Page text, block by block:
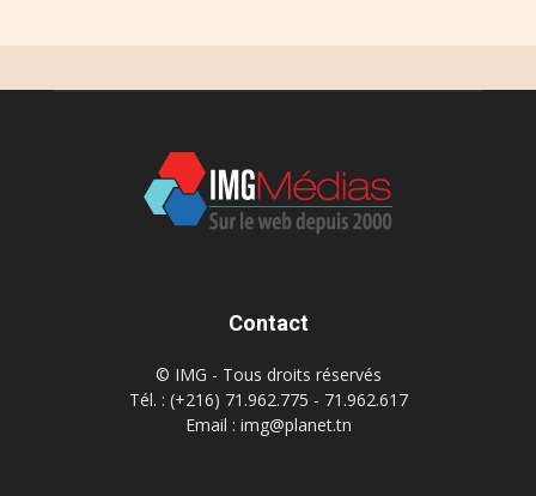
Contact
© IMG - Tous droits réservés
Tél. : (+216) 71.962.775 - 71.962.617
Email : img@planet.tn